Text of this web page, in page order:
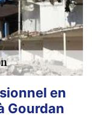
en
Gourdan